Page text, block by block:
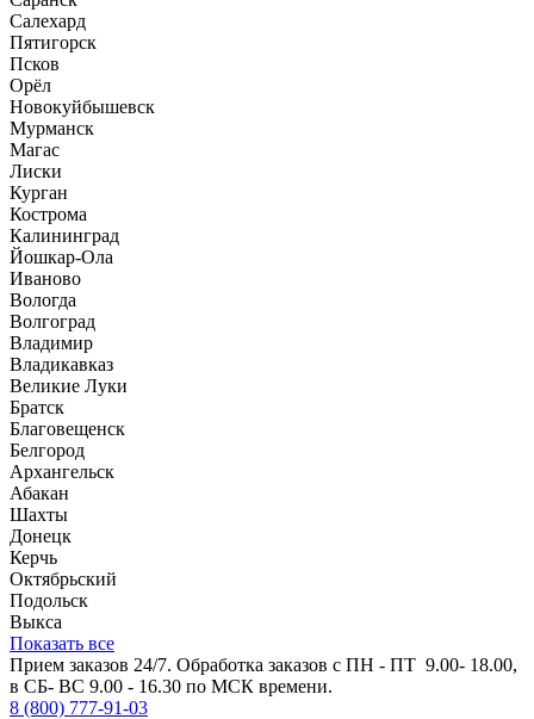
Салехард
Пятигорск
Псков
Орёл
Новокуйбышевск
Мурманск
Магас
Лиски
Курган
Кострома
Калининград
Йошкар-Ола
Иваново
Вологда
Волгоград
Владимир
Владикавказ
Великие Луки
Братск
Благовещенск
Белгород
Архангельск
Абакан
Шахты
Донецк
Керчь
Октябрьский
Подольск
Выкса
Показать все
Прием заказов 24/7. Обработка заказов с ПН - ПТ 9.00- 18.00,
в СБ- ВС 9.00 - 16.30 по МСК времени.
8 (800) 777-91-03